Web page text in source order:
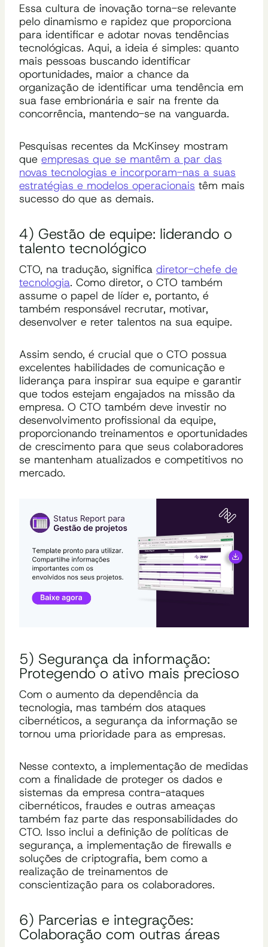
Essa cultura de inovação torna-se relevante
pelo dinamismo e rapidez que proporciona
para identificar e adotar novas tendências
tecnológicas. Aqui, a ideia é simples: quanto
mais pessoas buscando identificar
oportunidades, maior a chance da
organização de identificar uma tendência em
sua fase embrionária e sair na frente da
concorrência, mantendo-se na vanguarda.
Pesquisas recentes da McKinsey mostram
que empresas que se mantêm a par das
novas tecnologias e incorporam-nas a suas
estratégias e modelos operacionais têm mais
sucesso do que as demais.
4) Gestão de equipe: liderando o
talento tecnológico
CTO, na tradução, significa diretor-chefe de
tecnologia. Como diretor, o CTO também
assume o papel de líder e, portanto, é
também responsável recrutar, motivar,
desenvolver e reter talentos na sua equipe.
Assim sendo, é crucial que o CTO possua
excelentes habilidades de comunicação e
liderança para inspirar sua equipe e garantir
que todos estejam engajados na missão da
empresa. O CTO também deve investir no
desenvolvimento profissional da equipe,
proporcionando treinamentos e oportunidades
de crescimento para que seus colaboradores
se mantenham atualizados e competitivos no
mercado.
5) Segurança da informação:
Protegendo o ativo mais precioso
Com o aumento da dependência da
tecnologia, mas também dos ataques
cibernéticos, a segurança da informação se
tornou uma prioridade para as empresas.
Nesse contexto, a implementação de medidas
com a finalidade de proteger os dados e
sistemas da empresa contra-ataques
cibernéticos, fraudes e outras ameaças
também faz parte das responsabilidades do
CTO. Isso inclui a definição de políticas de
segurança, a implementação de firewalls e
soluções de criptografia, bem como a
realização de treinamentos de
conscientização para os colaboradores.
6) Parcerias e integrações:
Colaboração com outras áreas